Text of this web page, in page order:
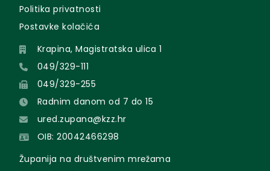
Politika privatnosti
Postavke kolačića
Krapina, Magistratska ulica 1
049/329-111
049/329-255
Radnim danom od 7 do 15
ured.zupana@kzz.hr
OIB: 20042466298
Županija na društvenim mrežama